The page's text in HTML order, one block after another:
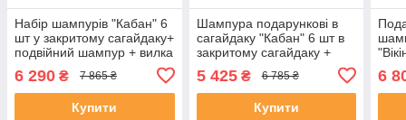
Набір шампурів "Кабан" 6
шт у закритому сагайдаку+
подвійний шампур + вилка
6 290 ₴ 7 865 ₴
Купити
Шампура подарункові в
сагайдаку "Кабан" 6 шт в
закритому сагайдаку +
ювілей свату
5 425₴ 6 785 ₴
Купити
6